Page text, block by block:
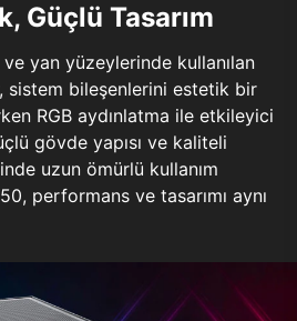
Güçlü Tasarım
yan yüzeylerinde kullanılan
sistem bileşenlerini estetik bir
RGB aydınlatma ile etkileyici
gövde yapısı ve kaliteli
uzun ömürlü kullanım
performans ve tasarımı aynı